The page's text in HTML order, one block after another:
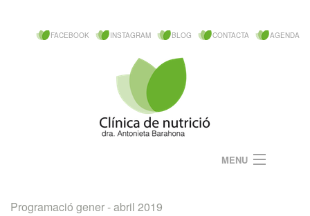
FACEBOOK INSTAGRAM BLOG CONTACTA AGENDA
MENU
Programació gener - abril 2019